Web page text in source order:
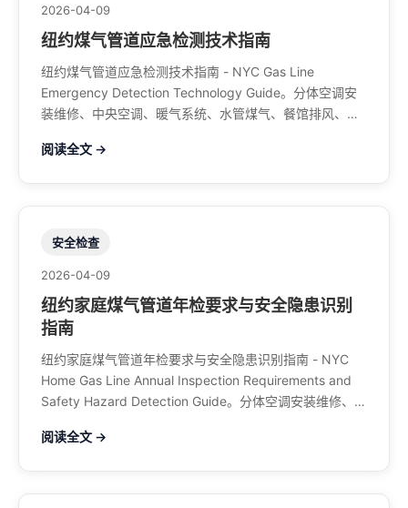
2026-04-09
纽约煤气管道应急检测技术指南
纽约煤气管道应急检测技术指南 - NYC Gas Line
Emergency Detection Technology Guide。分体空调安
装维修、中央空调、暖气系统、水管煤气、餐馆排风、特
阅读全文 →
安全检查
2026-04-09
纽约家庭煤气管道年检要求与安全隐患识别
指南
纽约家庭煤气管道年检要求与安全隐患识别指南 - NYC
Home Gas Line Annual Inspection Requirements and
Safety Hazard Detection Guide。分体空调安装维修、中
桩。电话：929-708-8979
阅读全文 →